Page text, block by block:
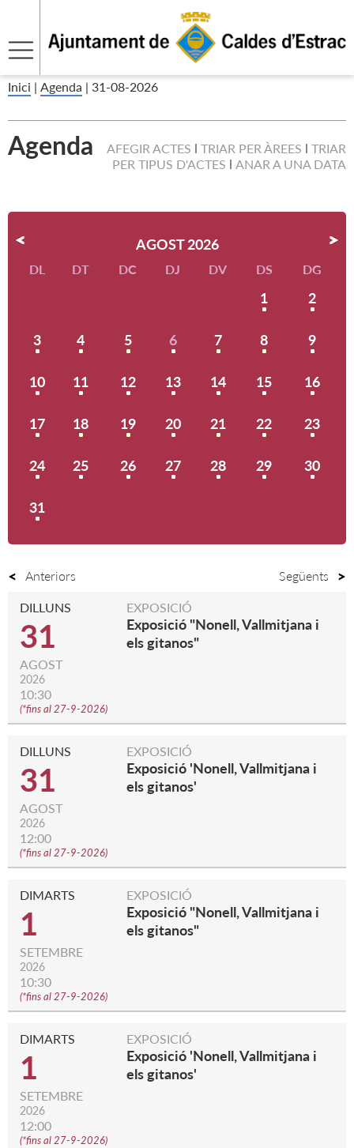
Inici | Agenda | 31-08-2026
Agenda AFEGIR ACTES TRIAR PER ÀREES
TRIAR
PER TIPUS D'ACTES
ANAR A UNA DATA
AGOST 2026
DL DT DC DJ DV DS DG
1 2
3 4 5 6 7 8 9
10 11 12 13 14 15 16
17 18 19 20 21 22 23
24 25 26 27 28 29 30
31
Anteriors Següents
DILLUNS
31
AGOST
2026
10:30
(*fins al 27-9-2026)
EXPOSICIÓ
Exposició "Nonell, Vallmitjana i
els gitanos"
DILLUNS
31
AGOST
2026
12:00
(*fins al 27-9-2026)
EXPOSICIÓ
Exposició 'Nonell, Vallmitjana i
els gitanos'
DIMARTS
1
SETEMBRE
2026
10:30
(*fins al 27-9-2026)
EXPOSICIÓ
Exposició "Nonell, Vallmitjana i
els gitanos"
DIMARTS
1
SETEMBRE
2026
12:00
(*fins al 27-9-2026)
EXPOSICIÓ
Exposició 'Nonell, Vallmitjana i
els gitanos'